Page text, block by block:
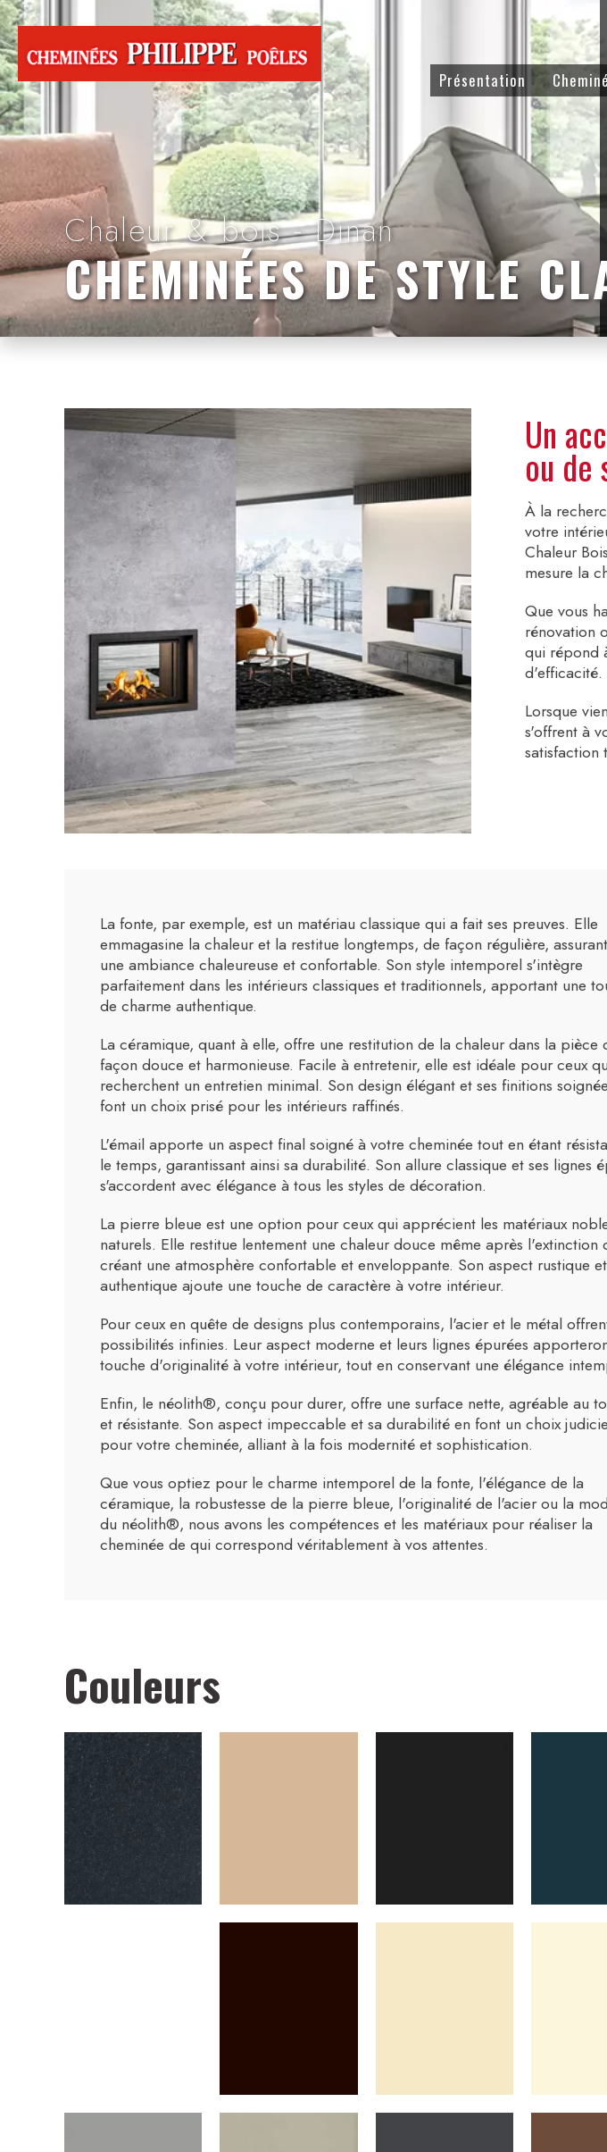
Présentation
Chaleur & bois - Dinan
CHEMINÉES DE STYLE
Un
ou de
À la
votre
Chaleur
mesure la
Que vous
rénovation
qui répond
d'efficacité.
Lorsque
s'offrent à
satisfaction
La fonte, par exemple, est un matériau classique qui a fait ses preuves. Elle
emmagasine la chaleur et la restitue longtemps, de façon régulière,
une ambiance chaleureuse et confortable. Son style intemporel s'intègre
parfaitement dans les intérieurs classiques et traditionnels, apportant une
de charme authentique.
La céramique, quant à elle, offre une restitution de la chaleur dans la pièce
façon douce et harmonieuse. Facile à entretenir, elle est idéale pour ceux
recherchent un entretien minimal. Son design élégant et ses finitions
font un choix prisé pour les intérieurs raffinés.
L'émail apporte un aspect final soigné à votre cheminée tout en étant
le temps, garantissant ainsi sa durabilité. Son allure classique et ses lignes
s'accordent avec élégance à tous les styles de décoration.
La pierre bleue est une option pour ceux qui apprécient les matériaux
naturels. Elle restitue lentement une chaleur douce même après l'extinction
créant une atmosphère confortable et enveloppante. Son aspect rustique et
authentique ajoute une touche de caractère à votre intérieur.
Pour ceux en quête de designs plus contemporains, l'acier et le métal
possibilités infinies. Leur aspect moderne et leurs lignes épurées
touche d'originalité à votre intérieur, tout en conservant une élégance
Enfin, le néolith®, conçu pour durer, offre une surface nette, agréable au
et résistante. Son aspect impeccable et sa durabilité en font un choix
pour votre cheminée, alliant à la fois modernité et sophistication.
Que vous optiez pour le charme intemporel de la fonte, l'élégance de la
céramique, la robustesse de la pierre bleue, l'originalité de l'acier ou la
du néolith®, nous avons les compétences et les matériaux pour réaliser la
cheminée de qui correspond véritablement à vos attentes.
Couleurs